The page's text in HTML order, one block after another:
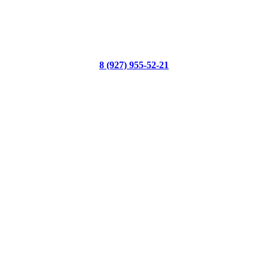
8 (927) 955-52-21